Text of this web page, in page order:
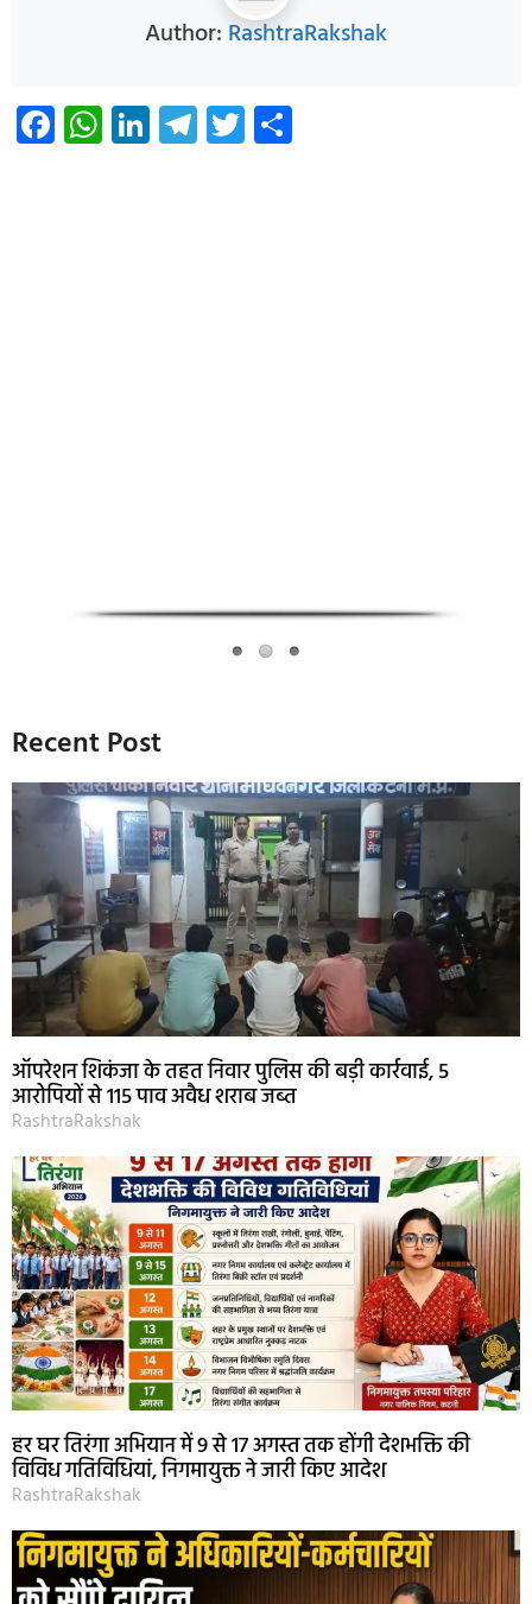
Author: RashtraRakshak
Facebook
WhatsApp
LinkedIn
Telegram
Twitter
Recent Post
ऑपरेशन शिकंजा के तहत निवार पुलिस की बड़ी कार्रवाई, 5
आरोपियों से 115 पाव अवैध शराब जब्त
RashtraRakshak
हर घर तिरंगा अभियान में 9 से 17 अगस्त तक होंगी देशभक्ति की
विविध गतिविधियां, निगमायुक्त ने जारी किए आदेश
RashtraRakshak